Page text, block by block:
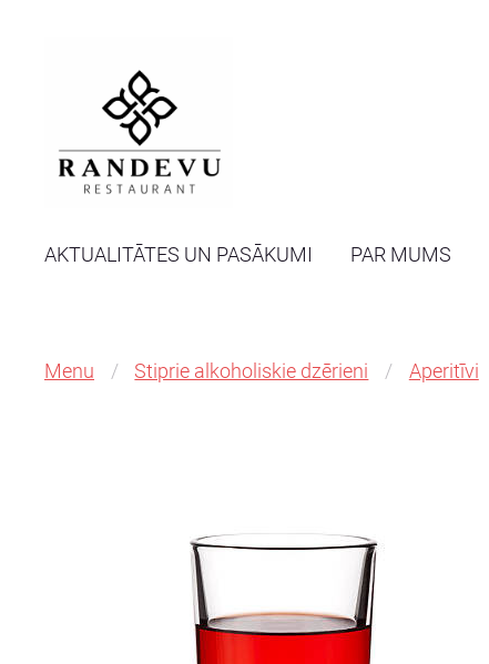
AKTUALITĀTES UN PASĀKUMI PAR MUMS
Menu Stiprie alkoholiskie dzērieni Aperitīvi